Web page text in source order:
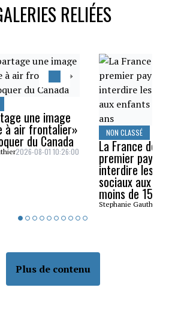
RELIÉES
une image
à air frontalier»
du Canada
2026-08-01 10:26:00
NON CLASSÉ
La France devient
premier pays de
interdire les
sociaux aux
moins de 15 ans
Stephanie Gauthier
Plus de contenu